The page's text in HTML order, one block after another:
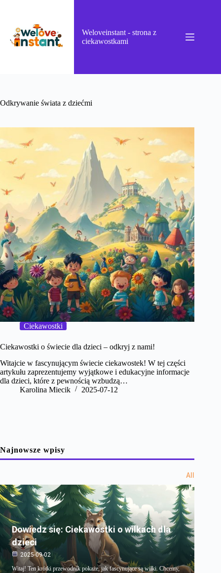
Weloveinstant - strona z
ciekawostkami
Odkrywanie świata z dziećmi
Ciekawostki
Ciekawostki o świecie dla dzieci – odkryj z nami!
Witajcie w fascynującym świecie ciekawostek! W tej części
artykułu zaprezentujemy wyjątkowe i edukacyjne informacje
dla dzieci, które z pewnością wzbudzą…
Karolina Miecik
2025-07-12
Najnowsze wpisy
All
Dowiedz się: Ciekawostki o wilkach dla
dzieci
2025-09-02
Witaj! Ten krótki przewodnik pokaże, jak fascynujące są wilki. Chcemy,